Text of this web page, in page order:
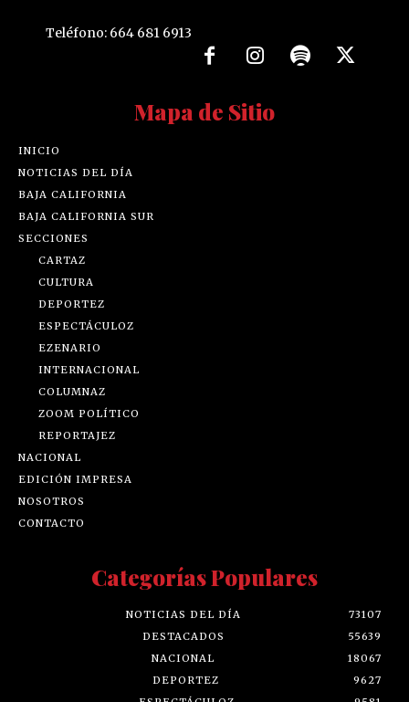
Teléfono: 664 681 6913
Mapa de Sitio
INICIO
NOTICIAS DEL DÍA
BAJA CALIFORNIA
BAJA CALIFORNIA SUR
SECCIONES
CARTAZ
CULTURA
DEPORTEZ
ESPECTÁCULOZ
EZENARIO
INTERNACIONAL
COLUMNAZ
ZOOM POLÍTICO
REPORTAJEZ
NACIONAL
EDICIÓN IMPRESA
NOSOTROS
CONTACTO
Categorías Populares
NOTICIAS DEL DÍA
73107
DESTACADOS
55639
NACIONAL
18067
DEPORTEZ
9627